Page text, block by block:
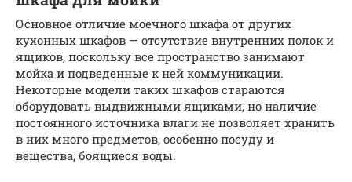
Основное отличие моечного шкафа от других
кухонных шкафов — отсутствие внутренних полок и
ящиков, поскольку все пространство занимают
мойка и подведенные к ней коммуникации.
Некоторые модели таких шкафов стараются
оборудовать выдвижными ящиками, но наличие
постоянного источника влаги не позволяет хранить
в них много предметов, особенно посуду и
вещества, боящиеся воды.